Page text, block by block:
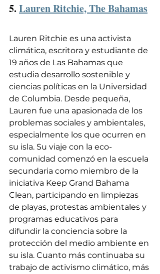
5. Lauren Ritchie, The Bahamas
Lauren Ritchie es una activista
climática, escritora y estudiante de
19 años de Las Bahamas que
estudia desarrollo sostenible y
ciencias políticas en la Universidad
de Columbia. Desde pequeña,
Lauren fue una apasionada de los
problemas sociales y ambientales,
especialmente los que ocurren en
su isla. Su viaje con la eco-
comunidad comenzó en la escuela
secundaria como miembro de la
iniciativa Keep Grand Bahama
Clean, participando en limpiezas
de playas, protestas ambientales y
programas educativos para
difundir la conciencia sobre la
protección del medio ambiente en
su isla. Cuanto más continuaba su
trabajo de activismo climático, más